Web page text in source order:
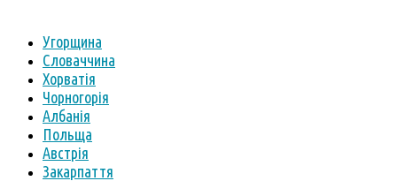
Угорщина
Словаччина
Хорватія
Чорногорія
Албанія
Польща
Австрія
Закарпаття